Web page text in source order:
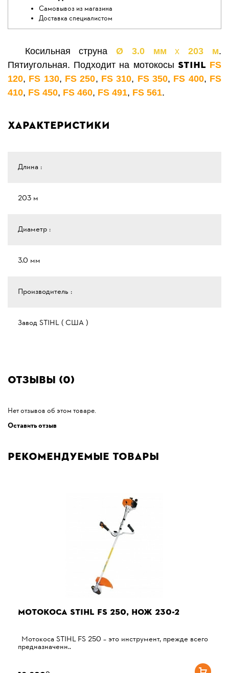
Самовывоз из магазина
Доставка специалистом
Косильная струнаØ 3.0 мм х203 м.
Пятиугольная. Подходит на мотокосы STIHL FS
120, FS 130, FS 250, FS 310, FS 350, FS 400, FS
410, FS 450, FS 460, FS 491, FS 561.
Характеристики
Длина :
203 м
Диаметр :
3.0 мм
Производитель :
Завод STIHL ( США )
Отзывы (0)
Нет отзывов об этом товаре.
Оставить отзыв
Рекомендуемые товары
МОТОКОСА STIHL FS 250, НОЖ 230-2
Мотокоса STIHL FS 250 – это инструмент, прежде всего
предназначенн..